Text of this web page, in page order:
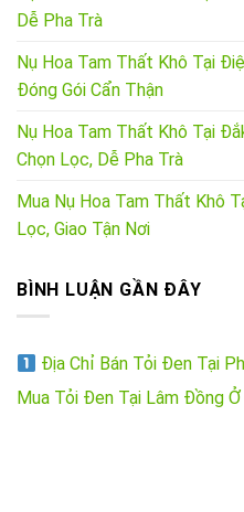
Dễ Pha Trà
Nụ Hoa Tam Thất Khô Tại
Đóng Gói Cẩn Thận
Nụ Hoa Tam Thất Khô Tại
Chọn Lọc, Dễ Pha Trà
Mua Nụ Hoa Tam Thất Khô
Lọc, Giao Tận Nơi
BÌNH LUẬN GẦN ĐÂY
Địa Chỉ Bán Tỏi Đen Tại
Mua Tỏi Đen Tại Lâm Đồng